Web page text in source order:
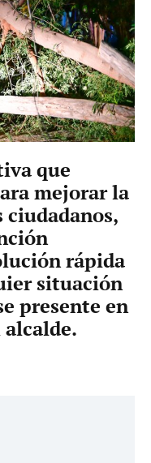
que
mejorar la
rápida
situación
presente en
alcalde.